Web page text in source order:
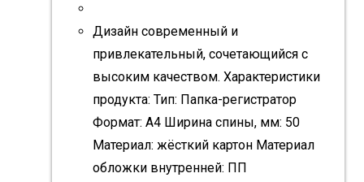
Дизайн современный и
привлекательный, сочетающийся с
высоким качеством. Характеристики
продукта: Тип: Папка-регистратор
Формат: A4 Ширина спины, мм: 50
Материал: жёсткий картон Материал
обложки внутренней: ПП